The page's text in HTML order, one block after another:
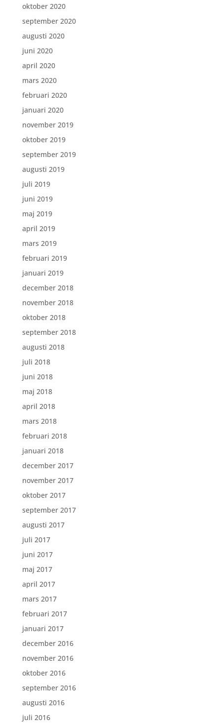
oktober 2020
september 2020
augusti 2020
juni 2020
april 2020
mars 2020
februari 2020
januari 2020
november 2019
oktober 2019
september 2019
augusti 2019
juli 2019
juni 2019
maj 2019
april 2019
mars 2019
februari 2019
januari 2019
december 2018
november 2018
oktober 2018
september 2018
augusti 2018
juli 2018
juni 2018
maj 2018
april 2018
mars 2018
februari 2018
januari 2018
december 2017
november 2017
oktober 2017
september 2017
augusti 2017
juli 2017
juni 2017
maj 2017
april 2017
mars 2017
februari 2017
januari 2017
december 2016
november 2016
oktober 2016
september 2016
augusti 2016
juli 2016